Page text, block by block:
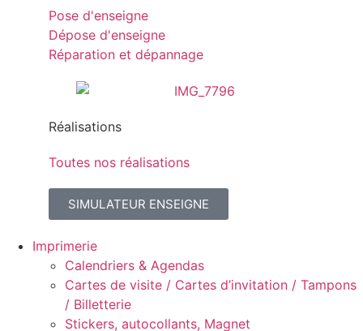
Pose d'enseigne
Dépose d'enseigne
Réparation et dépannage
Réalisations
Toutes nos réalisations
SIMULATEUR ENSEIGNE
Imprimerie
Calendriers & Agendas
Cartes de visite / Cartes d’invitation / Tampons
/ Billetterie
Stickers, autocollants, Magnet